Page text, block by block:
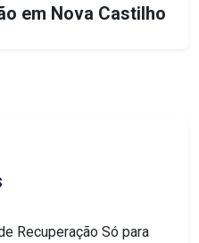
em Nova Castilho
Recuperação Só para